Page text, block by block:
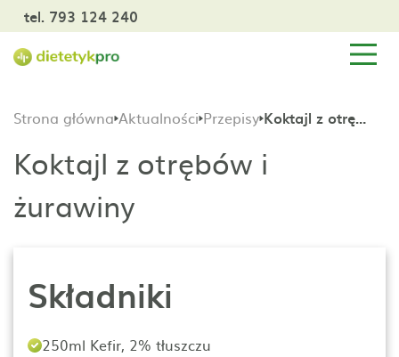
tel. 793 124 240
Strona główna Aktualności Przepisy Koktajl z otrębów i żurawiny
Koktajl z otrębów i
żurawiny
Składniki
250ml Kefir, 2% tłuszczu